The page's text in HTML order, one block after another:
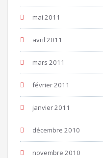
mai 2011
avril 2011
mars 2011
février 2011
janvier 2011
décembre 2010
novembre 2010